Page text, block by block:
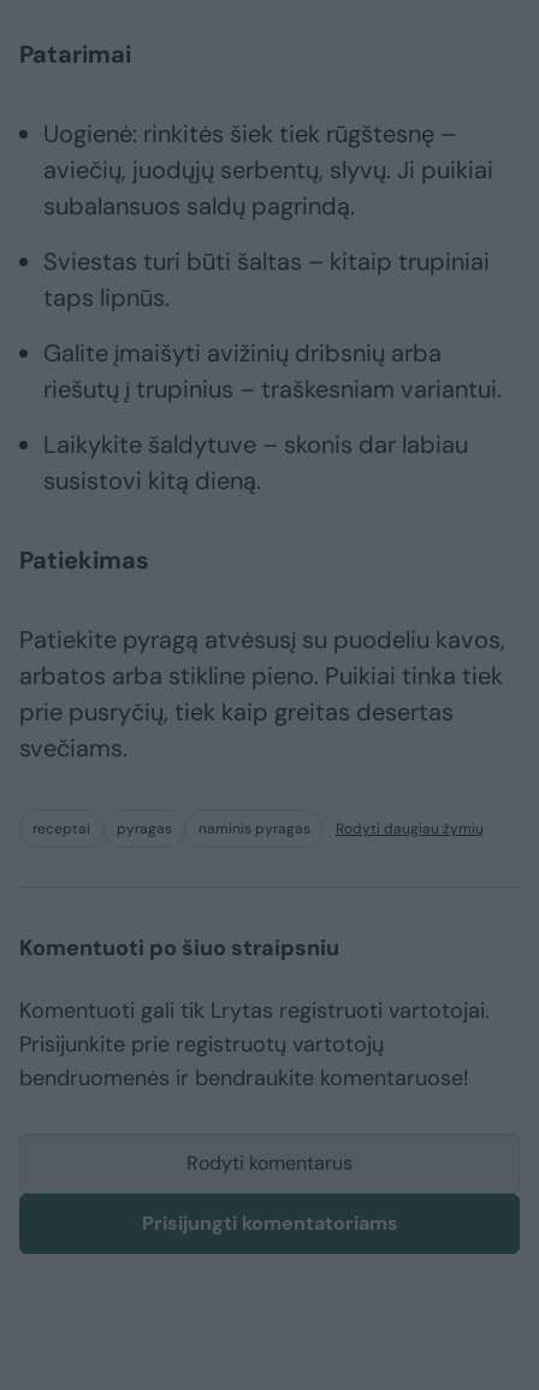
Patarimai
Uogienė: rinkitės šiek tiek rūgštesnę –
aviečių, juodųjų serbentų, slyvų. Ji puikiai
subalansuos saldų pagrindą.
Sviestas turi būti šaltas – kitaip trupiniai
taps lipnūs.
Galite įmaišyti avižinių dribsnių arba
riešutų į trupinius – traškesniam variantui.
Laikykite šaldytuve – skonis dar labiau
susistovi kitą dieną.
Patiekimas
Patiekite pyragą atvėsusį su puodeliu kavos,
arbatos arba stikline pieno. Puikiai tinka tiek
prie pusryčių, tiek kaip greitas desertas
svečiams.
receptai pyragas naminis pyragas Rodyti daugiau žymių
Komentuoti po šiuo straipsniu
Komentuoti gali tik Lrytas registruoti vartotojai.
Prisijunkite prie registruotų vartotojų
bendruomenės ir bendraukite komentaruose!
Rodyti komentarus
Prisijungti komentatoriams